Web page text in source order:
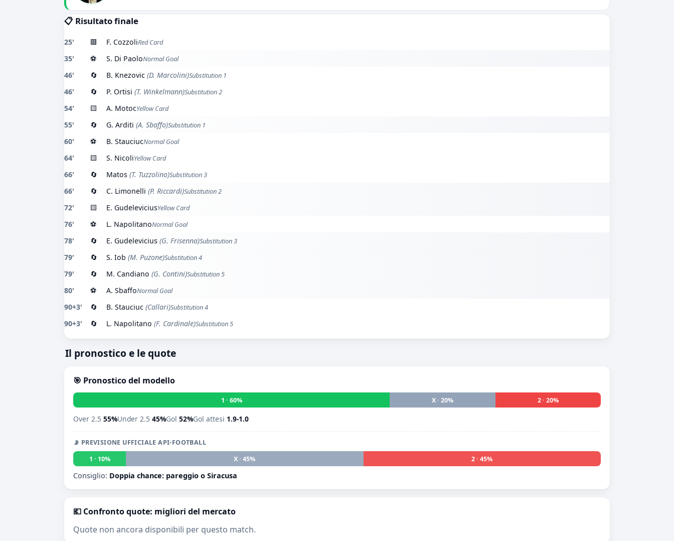
📋 Risultato finale
25' 🟥 F. CozzoliRed Card
35' ⚽ S. Di PaoloNormal Goal
46' 🔄 B. Knezovic (D. Marcolini)Substitution 1
46' 🔄 P. Ortisi (T. Winkelmann)Substitution 2
54' 🟨 A. MotocYellow Card
55' 🔄 G. Arditi (A. Sbaffo)Substitution 1
60' ⚽ B. StauciucNormal Goal
64' 🟨 S. NicoliYellow Card
66' 🔄 Matos (T. Tuzzolino)Substitution 3
66' 🔄 C. Limonelli (P. Riccardi)Substitution 2
72' 🟨 E. GudeleviciusYellow Card
76' ⚽ L. NapolitanoNormal Goal
78' 🔄 E. Gudelevicius (G. Frisenna)Substitution 3
79' 🔄 S. Iob (M. Puzone)Substitution 4
79' 🔄 M. Candiano (G. Contini)Substitution 5
80' ⚽ A. SbaffoNormal Goal
90+3' 🔄 B. Stauciuc (Callari)Substitution 4
90+3' 🔄 L. Napolitano (F. Cardinale)Substitution 5
Il pronostico e le quote
🎯 Pronostico del modello
1 · 60% X · 20% 2 · 20%
Over 2.5 55%Under 2.5 45%Gol 52%Gol attesi 1.9-1.0
📡 PREVISIONE UFFICIALE API-FOOTBALL
1 · 10%
X · 45% 2 · 45%
Consiglio: Doppia chance: pareggio o Siracusa
💶 Confronto quote: migliori del mercato
Quote non ancora disponibili per questo match.